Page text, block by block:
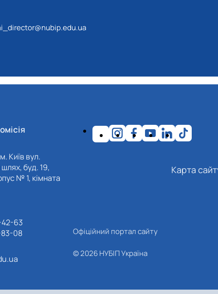
Київ вул.
шлях, буд. 19,
№ 1, кімната
63
08
Карта
Офіційний портал сайту
© 2026 НУБІП Україна